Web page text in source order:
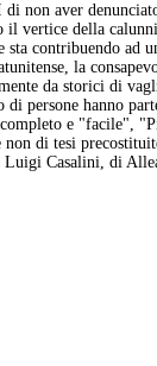
non aver
il vertice della
sta contribuendo ad
la
da storici di
di persone hanno
e "facile",
non di tesi
Luigi Casalini, di